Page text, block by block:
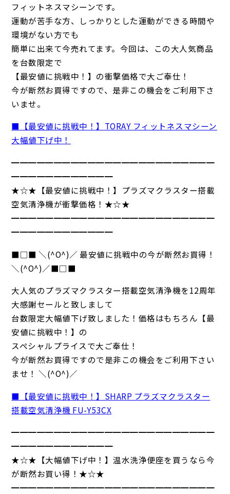
フィットネスマシーンです。
運動が苦手な方、しっかりとした運動ができる時間や
環境がない方でも
簡単に出来て今売れてます。今回は、この大人気商品
を台数限定で
【最安値に挑戦中！】の衝撃価格で大ご奉仕！
今が断然お買得ですので、是非この機会をご利用下さ
いませ。
■【最安値に挑戦中！】TORAY フィットネスマシーン
大幅値下げ中！
━━━━━━━━━━━━━━━━━━━━━━━━
━━━━━━━━━━━━
★☆★【最安値に挑戦中！】プラズマクラスター搭載
空気清浄機が衝撃価格！★☆★
━━━━━━━━━━━━━━━━━━━━━━━━
━━━━━━━━━━━━
■□■ ＼(^O^)／ 最安値に挑戦中の今が断然お買得！
＼(^O^)／■□■
大人気のプラズマクラスター搭載空気清浄機を12周年
大感謝セールと致しまして
台数限定大幅値下げ致しました！価格はもちろん【最
安値に挑戦中！】の
スペシャルプライスで大ご奉仕！
今が断然お買得ですので是非この機会をご利用下さい
ませ！ ＼(^O^)／
■【最安値に挑戦中！】SHARP プラズマクラスター
搭載空気清浄機 FU-Y53CX
━━━━━━━━━━━━━━━━━━━━━━━━
━━━━━━━━━━━━
★☆★【大幅値下げ中！】温水洗浄便座を買うなら今
が断然お買い得！★☆★
━━━━━━━━━━━━━━━━━━━━━━━━